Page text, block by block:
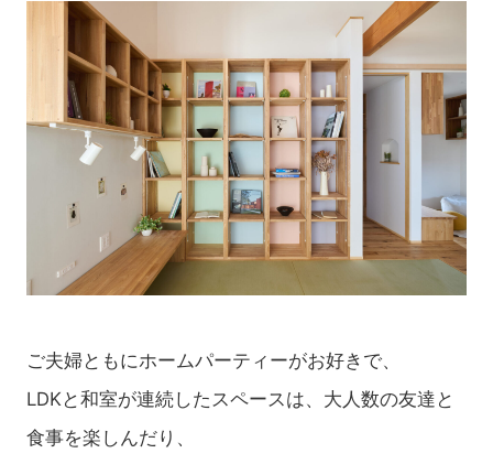
ご夫婦ともにホームパーティーがお好きで、
LDKと和室が連続したスペースは、大人数の友達と
食事を楽しんだり、